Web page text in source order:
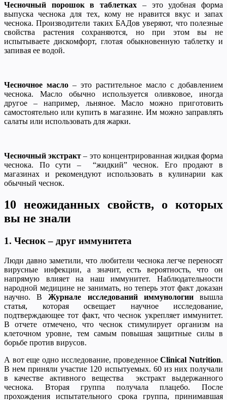
Чесночный порошок в таблетках – это удобная форма
выпуска чеснока для тех, кому не нравится вкус и запах
чеснока. Производители таких БАДов уверяют, что полезные
свойства растения сохраняются, но при этом вы не
испытываете дискомфорт, глотая обыкновенную таблетку и
запивая ее водой.
Чесночное масло – это растительное масло с добавлением
чеснока. Масло обычно используется оливковое, иногда
другое – например, льняное. Масло можно приготовить
самостоятельно или купить в магазине. Им можно заправлять
салаты или использовать для жарки.
Чесночный экстракт – это концентрированная жидкая форма
чеснока. По сути – “жидкий” чеснок. Его продают в
магазинах и рекомендуют использовать в кулинарии как
обычный чеснок.
10 неожиданных свойств, о которых
вы не знали
1. Чеснок – друг иммунитета
Люди давно заметили, что любители чеснока легче переносят
вирусные инфекции, а значит, есть вероятность, что он
напрямую влияет на наш иммунитет. Наблюдательности
народной медицине не занимать, но теперь этот факт доказан
научно. ВЖурнале исследований иммунологиивышла
статья, которая освещает научное исследование,
подтверждающее тот факт, что чеснок укрепляет иммунитет.
В отчете отмечено, что чеснок стимулирует организм на
клеточном уровне, тем самым повышая защитные силы в
борьбе против вирусов.
А вот еще одно исследование, проведенноеClinical Nutrition.
В нем приняли участие 120 испытуемых. 60 из них получали
в качестве активного вещества экстракт выдержанного
чеснока. Вторая группа получала плацебо. После
прохождения испытательного срока группа, принимавшая